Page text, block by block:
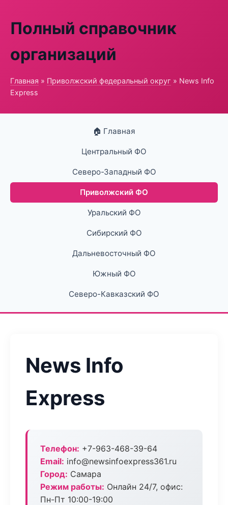
Полный справочник
организаций
Главная » Приволжский федеральный округ » News Info
Express
🏠 Главная
Центральный ФО
Северо-Западный ФО
Приволжский ФО
Уральский ФО
Сибирский ФО
Дальневосточный ФО
Южный ФО
Северо-Кавказский ФО
News Info
Express
Телефон: +7-963-468-39-64
Email: info@newsinfoexpress361.ru
Город: Самара
Режим работы: Онлайн 24/7, офис:
Пн-Пт 10:00-19:00